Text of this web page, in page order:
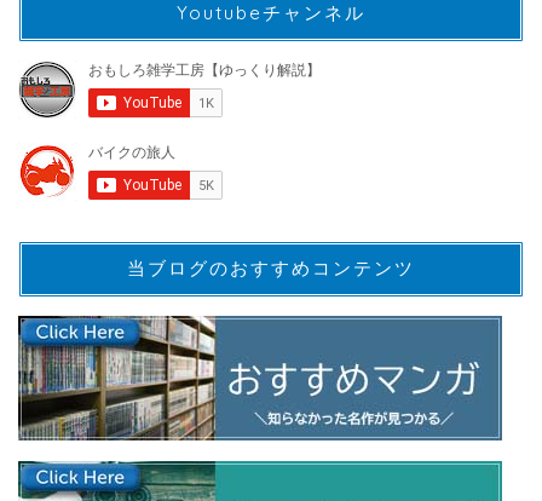
Youtubeチャンネル
当ブログのおすすめコンテンツ